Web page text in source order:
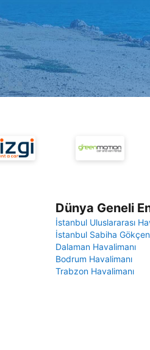
Dünya Geneli
İstanbul Uluslararası
İstanbul Sabiha
Dalaman Havalimanı
Bodrum Havalimanı
Trabzon Havalimanı